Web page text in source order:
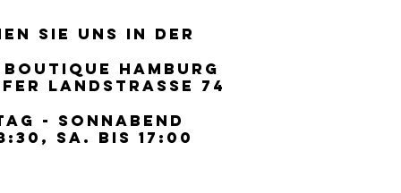
SIE UNS IN DER
HAMBURG
LANDSTRASSE 74
- SONNABEND
SA. BIS 17:00
SIE UNS IN DER
HAMBURG
LANDSTRASSE 74
- SONNABEND
SA. BIS 17:00